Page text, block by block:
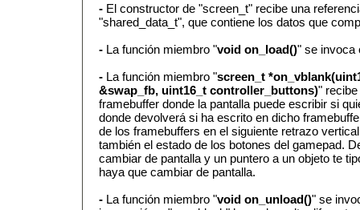
- El constructor de "screen_t" recibe una
"shared_data_t", que contiene los datos que
- La función miembro "void on_load()" se invoca
- La función miembro "screen_t
&swap_fb, uint16_t controller_buttons)"
framebuffer donde la pantalla puede escribir si
donde devolverá si ha escrito en dicho
de los framebuffers en el siguiente retrazo
también el estado de los botones del gamepad.
cambiar de pantalla y un puntero a un objeto te
haya que cambiar de pantalla.
- La función miembro "void on_unload()" se